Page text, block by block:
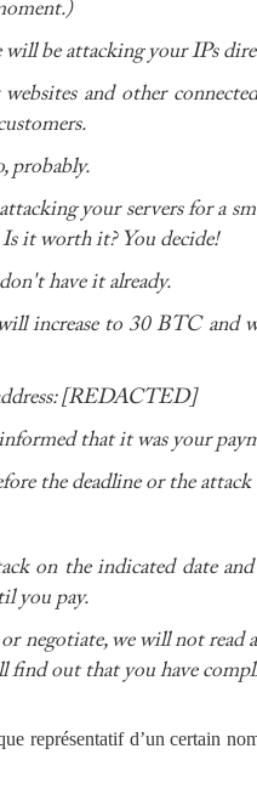
will be attacking your IPs
and other
probably.
your servers for a
it worth it? You decide!
have it already.
increase to 30 BTC and
[REDACTED]
that it was your
the deadline or the
on the indicated date
you pay.
negotiate, we will not read
find out that you have
représentatif d’un certain